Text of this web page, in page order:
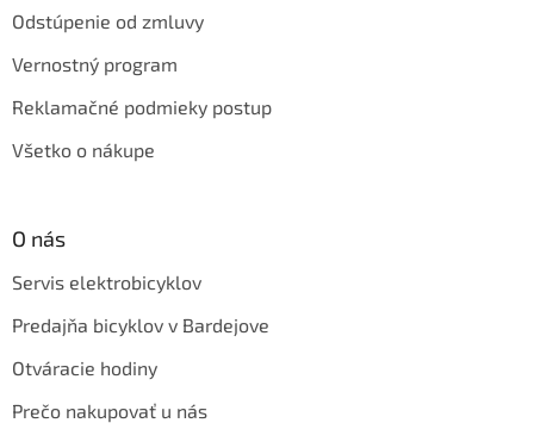
Odstúpenie od zmluvy
Vernostný program
Reklamačné podmieky postup
Všetko o nákupe
O nás
Servis elektrobicyklov
Predajňa bicyklov v Bardejove
Otváracie hodiny
Prečo nakupovať u nás